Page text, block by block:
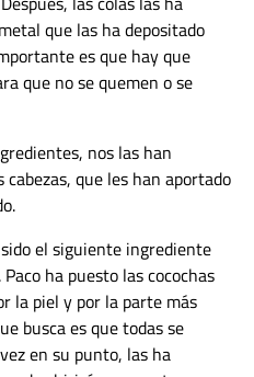
que las ha depositado
es que hay que
que no se quemen o se
nos las han
que les han aportado
el siguiente ingrediente
ha puesto las cocochas
la piel y por la parte más
busca es que todas se
en su punto, las ha